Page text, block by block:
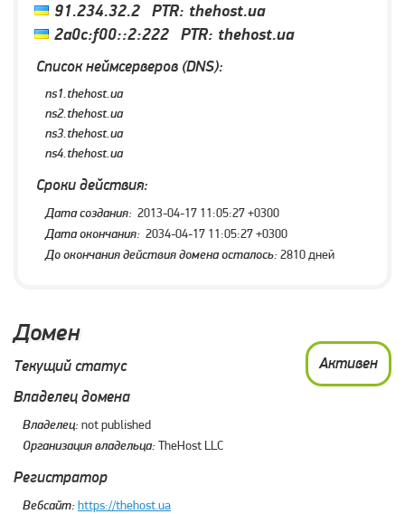
91.234.32.2 PTR: thehost.ua
2a0c:f00::2:222 PTR: thehost.ua
Список неймсерверов (DNS):
ns1.thehost.ua
ns2.thehost.ua
ns3.thehost.ua
ns4.thehost.ua
Сроки действия:
Дата создания: 2013-04-17 11:05:27 +0300
Дата окончания: 2034-04-17 11:05:27 +0300
До окончания действия домена осталось:2810 дней
Домен
Текущий статус
Активен
Владелец домена
Владелец:not published
Организация владельца:TheHost LLC
Регистратор
Вебсайт:https://thehost.ua